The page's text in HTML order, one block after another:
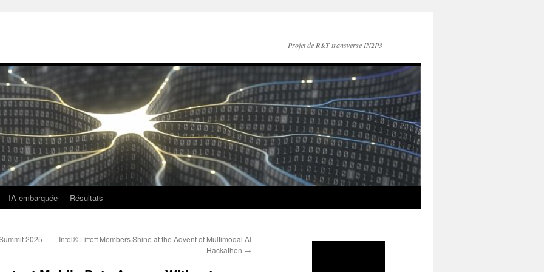
Projet de R&T transverse IN2P3
IA embarquée Résultats
2025
Intel® Liftoff Members Shine at the Advent of Multimodal AI
Hackathon →